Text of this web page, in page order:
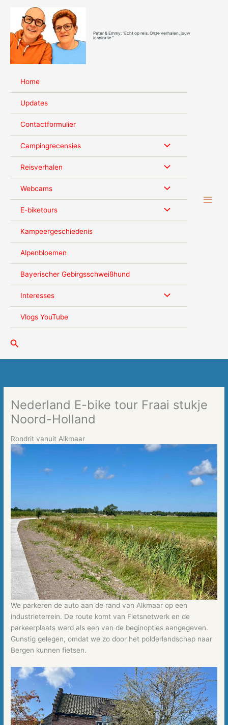
inhoud
Peter & Emmy; "Echt op reis. Onze verhalen, jouw
inspiratie."
Home
Updates
Contactformulier
Campingrecensies
Reisverhalen
Webcams
E-biketours
Kampeergeschiedenis
Alpenbloemen
Bayerischer Gebirgsschweißhund
Interesses
Vlogs YouTube
Zoeken
Nederland E-bike tour Fraai stukje
Noord-Holland
Rondrit vanuit Alkmaar
We parkeren de auto aan de rand van Alkmaar op een
industrieterrein. De route komt van Fietsnetwerk en de
parkeerplaats werd als een van de beginopties aangegeven.
Gunstig gelegen, omdat we zo door het polderlandschap naar
Bergen kunnen fietsen.